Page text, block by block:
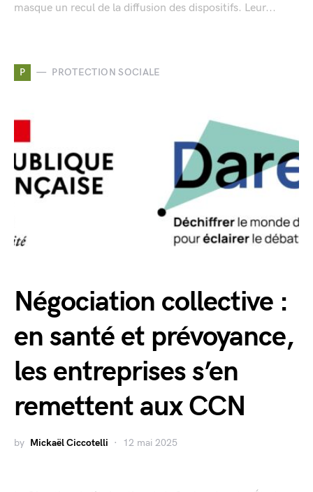
masque un recul de la diffusion des dispositifs. Leur...
P PROTECTION SOCIALE
Négociation collective :
en santé et prévoyance,
les entreprises s’en
remettent aux CCN
by Mickaël Ciccotelli 12 mai 2025